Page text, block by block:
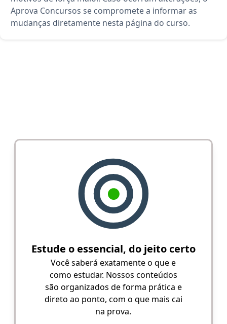
Aprova Concursos se compromete a informar as
mudanças diretamente nesta página do curso.
Estude o essencial, do jeito certo
Você saberá exatamente o que e
como estudar. Nossos conteúdos
são organizados de forma prática e
direto ao ponto, com o que mais cai
na prova.